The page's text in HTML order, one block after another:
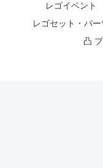
レゴイベント
レゴセット・パー
凸